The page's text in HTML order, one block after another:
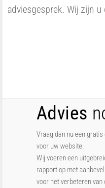
adviesgesprek. Wij zijn
Advies
Vraag dan nu een
voor uw website.
Wij voeren een
rapport op met
voor het verbeteren van